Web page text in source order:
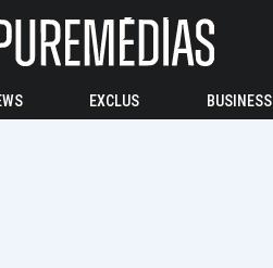
EXCLUS BUSINESS